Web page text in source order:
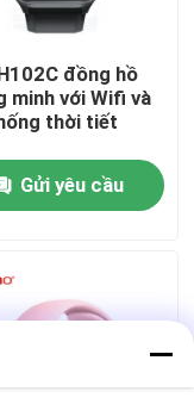
đồng hồ
minh với Wifi và
thời tiết
Gửi yêu cầu